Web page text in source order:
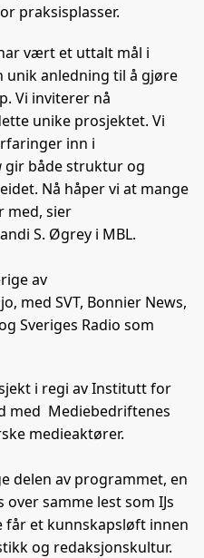
praksisplasser.
vært et uttalt mål i
unik anledning til å gjøre
Vi inviterer nå
unike prosjektet. Vi
inn i
gir både struktur og
Nå håper vi at mange
med, sier
S. Øgrey i MBL.
av
med SVT, Bonnier News,
Sveriges Radio som
i regi av Institutt for
med Mediebedriftenes
medieaktører.
delen av programmet, en
samme lest som IJs
får et kunnskapsløft innen
og redaksjonskultur.